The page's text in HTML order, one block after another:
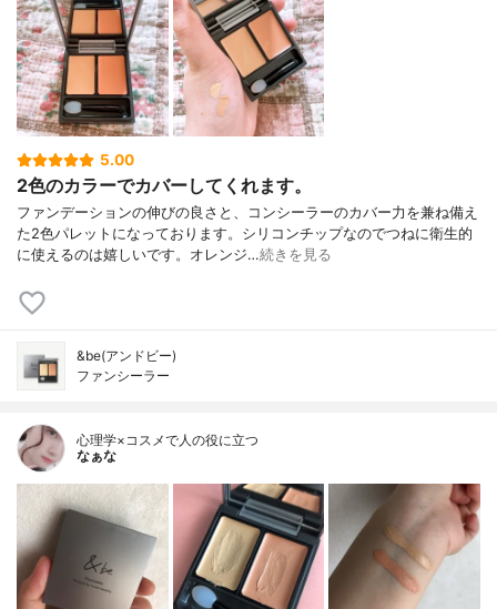
5.00
2色のカラーでカバーしてくれます。
ファンデーションの伸びの良さと、コンシーラーのカバー力を兼ね備え
た2色パレットになっております。シリコンチップなのでつねに衛生的
に使えるのは嬉しいです。オレンジ…続きを見る
&be(アンドビー)
ファンシーラー
心理学×コスメで人の役に立つ
なぁな